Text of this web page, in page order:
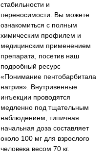
стабильности и
переносимости. Вы можете
ознакомиться с полным
химическим профилем и
медицинским применением
препарата, посетив наш
подробный ресурс
«Понимание пентобарбитала
натрия». Внутривенные
инъекции проводятся
медленно под тщательным
наблюдением; типичная
начальная доза составляет
около 100 мг для взрослого
человека весом 70 кг.